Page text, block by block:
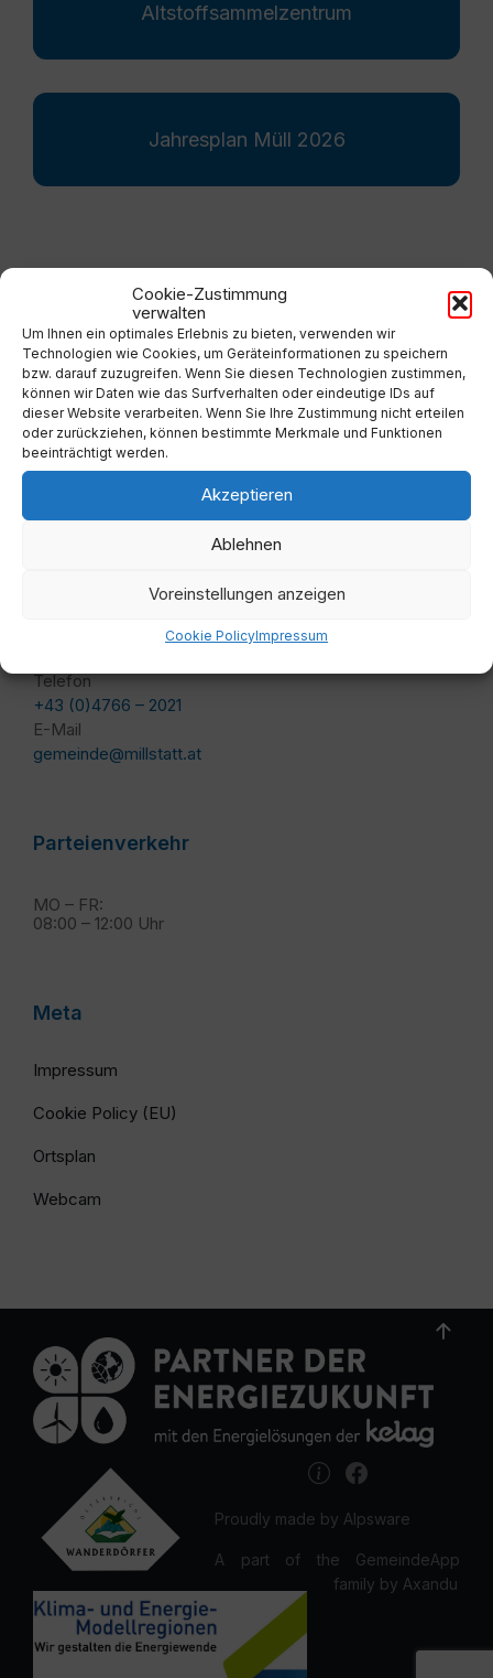
Cookie-Zustimmung
verwalten
Um Ihnen ein optimales Erlebnis zu bieten, verwenden wir
Technologien wie Cookies, um Geräteinformationen zu speichern
bzw. darauf zuzugreifen. Wenn Sie diesen Technologien zustimmen,
können wir Daten wie das Surfverhalten oder eindeutige IDs auf
dieser Website verarbeiten. Wenn Sie Ihre Zustimmung nicht erteilen
oder zurückziehen, können bestimmte Merkmale und Funktionen
beeinträchtigt werden.
Akzeptieren
Ablehnen
Voreinstellungen anzeigen
Cookie PolicyImpressum
Altstoffsammelzentrum
Jahresplan Müll 2026
Adresse
Marktgemeinde Millstatt am See
9872 Millstatt am See
Telefon
+43 (0)4766 – 2021
E-Mail
gemeinde@millstatt.at
Parteienverkehr
MO – FR:
08:00 – 12:00 Uhr
Meta
Impressum
Cookie Policy (EU)
Ortsplan
Webcam
Proudly made by Alpsware
A part of the GemeindeApp
family by Axandu